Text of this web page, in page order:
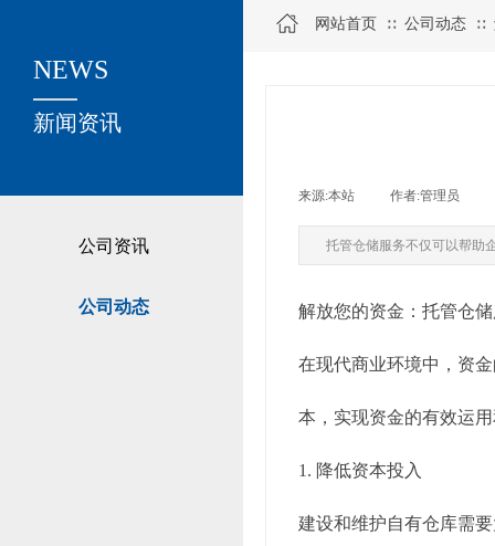
公司资讯
公司动态
关于我们
新闻资讯
NEWS
网站首页 ∷ 公司动态 ∷
来源:本站 作者:管理员
托管仓储服务不仅可以帮助
解放您的资金：托管仓
在现代商业环境中，资
本，实现资金的有效运
1. 降低资本投入
建设和维护自有仓库需